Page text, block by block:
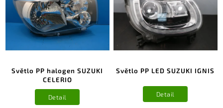
Světlo PP halogen SUZUKI
CELERIO
Detail
Světlo PP LED SUZUKI IGNIS
Detail